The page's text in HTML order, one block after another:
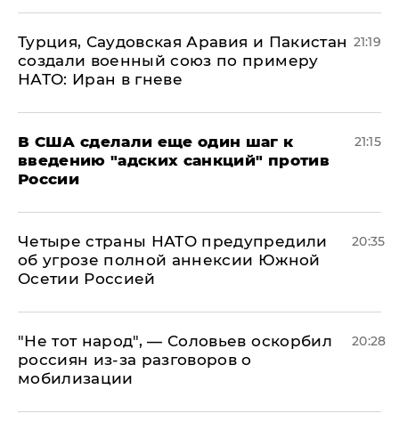
Турция, Саудовская Аравия и Пакистан
создали военный союз по примеру
НАТО: Иран в гневе
21:19
В США сделали еще один шаг к
введению "адских санкций" против
России
21:15
Четыре страны НАТО предупредили
об угрозе полной аннексии Южной
Осетии Россией
20:35
​"Не тот народ", — Соловьев оскорбил
россиян из-за разговоров о
мобилизации
20:28